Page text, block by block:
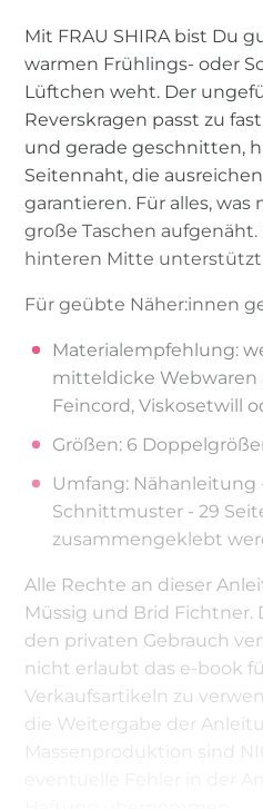
Mit FRAU SHIRA bist Du
warmen Frühlings- oder
Lüftchen weht. Der
Reverskragen passt zu
und gerade geschnitten,
Seitennaht, die
garantieren. Für alles, was
große Taschen
hinteren Mitte unterstützt
Für geübte Näher:innen
Materialempfehlung:
mitteldicke Webwaren
Feincord, Viskosetwill
Größen: 6
Umfang: Nähanleitung
Schnittmuster - 29
zusammengeklebt
Alle Rechte an dieser
Müssig und Brid Fichtner.
den privaten Gebrauch
nicht erlaubt das e-book
Verkaufsartikeln zu
die Weitergabe der
Massenproduktion sind